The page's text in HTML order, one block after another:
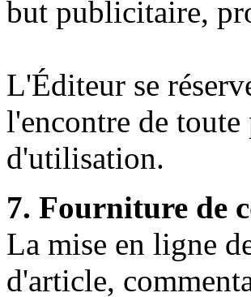
but publicitaire,
L'Éditeur se
l'encontre de
d'utilisation.
7. Fourniture de
La mise en ligne
d'article,